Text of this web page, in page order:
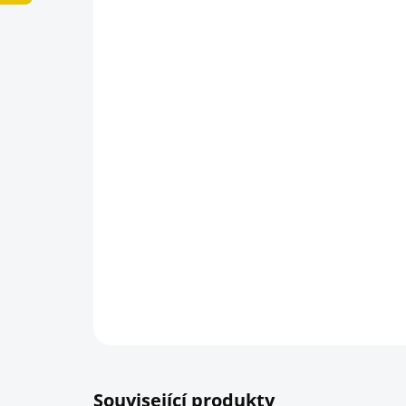
Související produkty